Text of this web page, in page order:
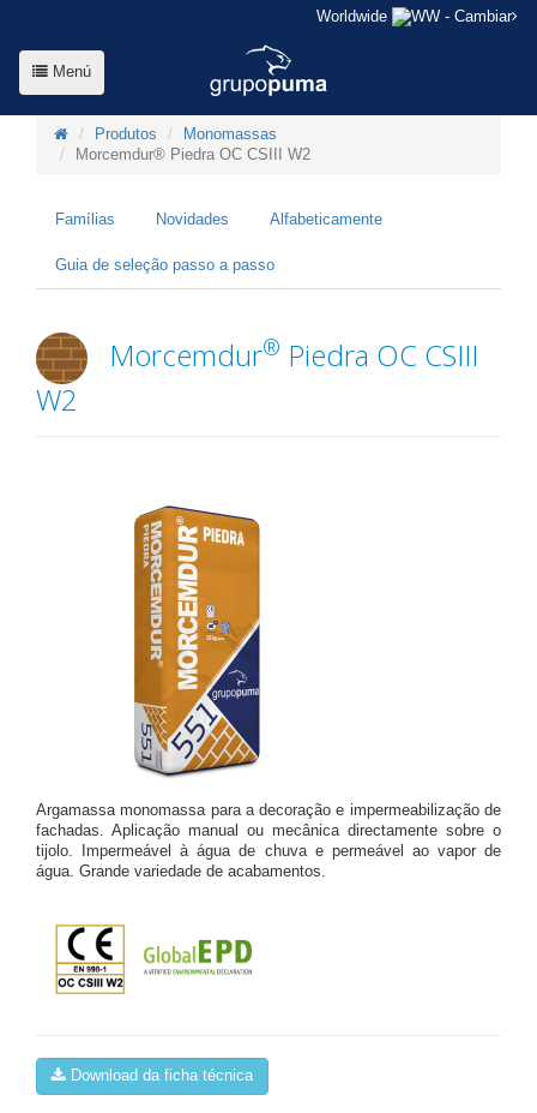
Worldwide - Cambiar
Menú
Produtos
Monomassas
Morcemdur® Piedra OC CSIII W2
Famílias Novidades Alfabeticamente
Guia de seleção passo a passo
Morcemdur® Piedra OC CSIII
W2
Argamassa monomassa para a decoração e impermeabilização de
fachadas. Aplicação manual ou mecânica directamente sobre o
tijolo. Impermeável à água de chuva e permeável ao vapor de
água. Grande variedade de acabamentos.
Download da ficha técnica